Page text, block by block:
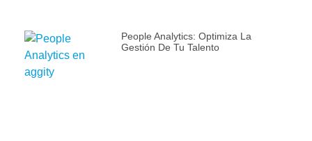
People Analytics: Optimiza La
Gestión De Tu Talento